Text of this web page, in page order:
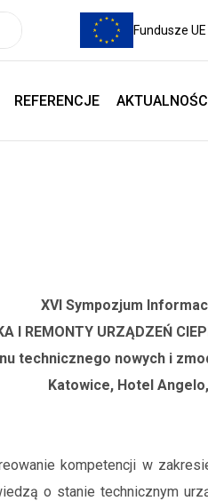
Fundusze UE
REFERENCJE
XVI Sympozjum
I REMONTY URZĄDZEŃ
technicznego nowych i
Katowice, Hotel
kompetencji w
o stanie technicznym